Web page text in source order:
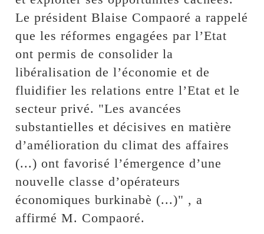
Le président Blaise Compaoré a rappelé
que les réformes engagées par l’Etat
ont permis de consolider la
libéralisation de l’économie et de
fluidifier les relations entre l’Etat et le
secteur privé. "Les avancées
substantielles et décisives en matière
d’amélioration du climat des affaires
(...) ont favorisé l’émergence d’une
nouvelle classe d’opérateurs
économiques burkinabè (...)" , a
affirmé M. Compaoré.